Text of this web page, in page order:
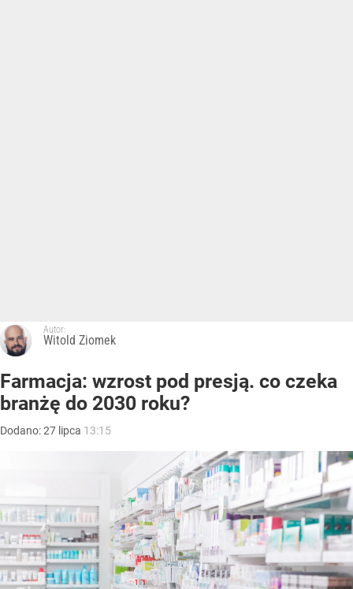
Autor:
Witold Ziomek
Farmacja: wzrost pod presją. co czeka
branżę do 2030 roku?
Dodano:27 lipca 13:15